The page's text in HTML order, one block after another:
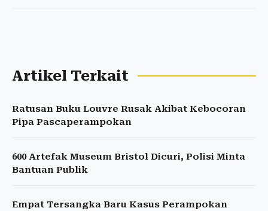
Artikel Terkait
Ratusan Buku Louvre Rusak Akibat Kebocoran
Pipa Pascaperampokan
600 Artefak Museum Bristol Dicuri, Polisi Minta
Bantuan Publik
Empat Tersangka Baru Kasus Perampokan